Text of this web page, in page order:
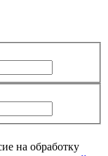
на обработку